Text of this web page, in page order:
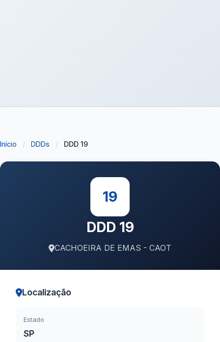
Início / DDDs / DDD 19
19
DDD 19
CACHOEIRA DE EMAS - CAOT
Localização
Estado
SP